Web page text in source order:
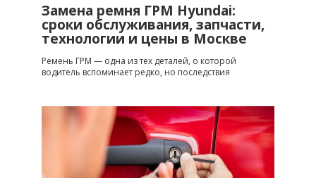
Замена ремня ГРМ Hyundai:
сроки обслуживания, запчасти,
технологии и цены в Москве
Ремень ГРМ — одна из тех деталей, о которой
водитель вспоминает редко, но последствия